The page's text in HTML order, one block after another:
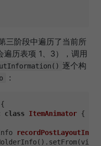
三阶段中遍历了当前所
历表项 1、3），调用
逐个构
：
class ItemAnimator {